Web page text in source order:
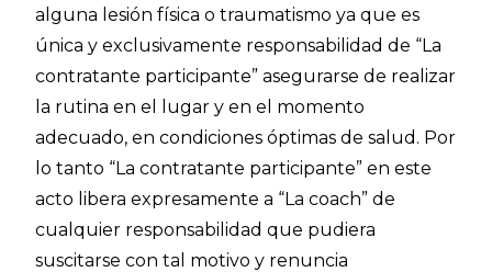
alguna lesión física o traumatismo ya que es
única y exclusivamente responsabilidad de “La
contratante participante” asegurarse de realizar
la rutina en el lugar y en el momento
adecuado, en condiciones óptimas de salud. Por
lo tanto “La contratante participante” en este
acto libera expresamente a “La coach” de
cualquier responsabilidad que pudiera
suscitarse con tal motivo y renuncia